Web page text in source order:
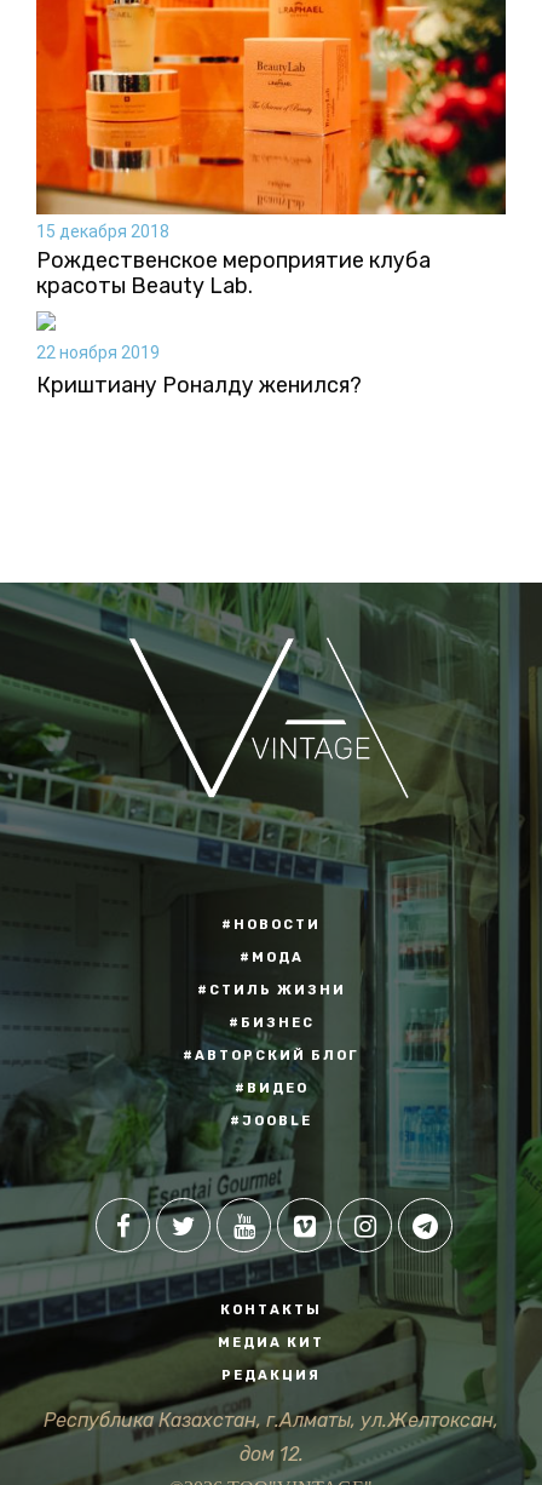
15 декабря 2018
Рождественское мероприятие клуба
красоты Beauty Lab.
22 ноября 2019
Криштиану Роналду женился?
#НОВОСТИ
#МОДА
#СТИЛЬ ЖИЗНИ
#БИЗНЕС
#АВТОРСКИЙ БЛОГ
#ВИДЕО
#JOOBLE
КОНТАКТЫ
МЕДИА КИТ
РЕДАКЦИЯ
Республика Казахстан, г.Алматы, ул.Желтоксан,
дом 12.